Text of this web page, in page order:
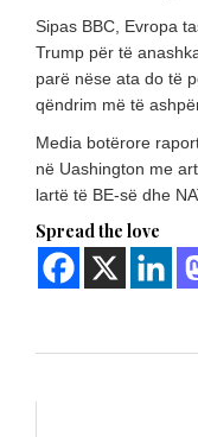
Sipas BBC, Evropa
Trump për të
parë nëse ata do të
qëndrim më të
Media botërore
në Uashington me
lartë të BE-së dhe
Spread the love